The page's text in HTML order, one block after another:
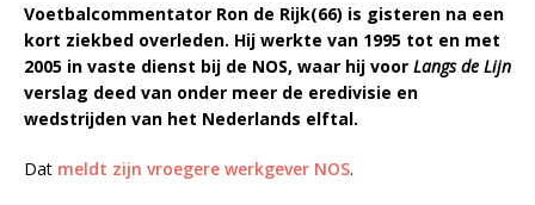
Voetbalcommentator Ron de Rijk(66) is gisteren na een
kort ziekbed overleden. Hij werkte van 1995 tot en met
2005 in vaste dienst bij de NOS, waar hij voor Langs de Lijn
verslag deed van onder meer de eredivisie en
wedstrijden van het Nederlands elftal.
Dat meldt zijn vroegere werkgever NOS.